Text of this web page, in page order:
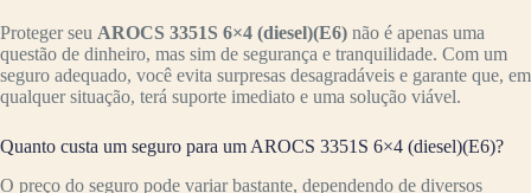
Proteger seu AROCS 3351S 6×4 (diesel)(E6) não é apenas uma
questão de dinheiro, mas sim de segurança e tranquilidade. Com um
seguro adequado, você evita surpresas desagradáveis e garante que, em
qualquer situação, terá suporte imediato e uma solução viável.
Quanto custa um seguro para um AROCS 3351S 6×4 (diesel)(E6)?
O preço do seguro pode variar bastante, dependendo de diversos